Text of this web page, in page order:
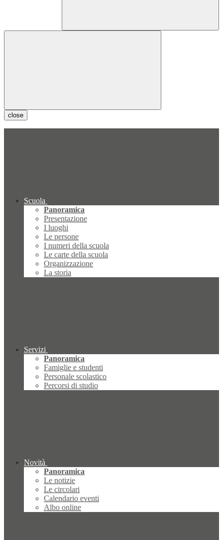
close
Scuola
Panoramica
Presentazione
I luoghi
Le persone
I numeri della scuola
Le carte della scuola
Organizzazione
La storia
Servizi
Panoramica
Famiglie e studenti
Personale scolastico
Percorsi di studio
Novità
Panoramica
Le notizie
Le circolari
Calendario eventi
Albo online